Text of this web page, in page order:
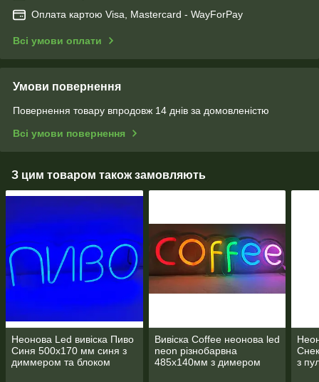
Оплата картою Visa, Mastercard - WayForPay
Всі умови оплати
Умови повернення
Повернення товару впродовж 14 днів за домовленістю
Всі умови повернення
З цим товаром також замовляють
Неонова Led вивіска Пиво
Синя 500х170 мм синя з
диммером та блоком
Вивіска Coffee неонова led
neon різнобарвна
485х140мм з димером
з